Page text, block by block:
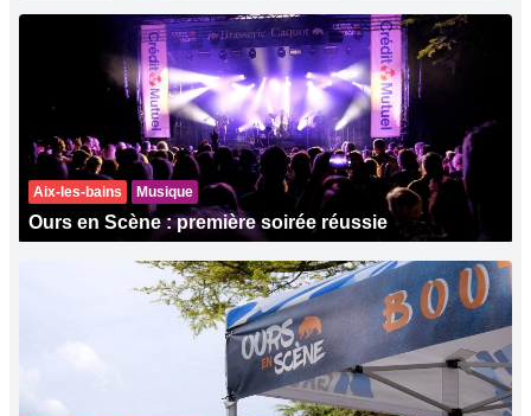
Aix-les-bains Musique
Ours en Scène : première soirée réussie